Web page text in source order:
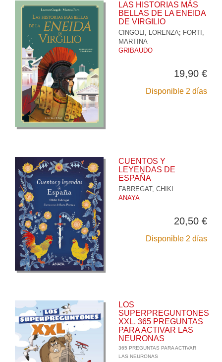
LAS HISTORIAS MÁS
BELLAS DE LA ENEIDA
DE VIRGILIO
CINGOLI, LORENZA; FORTI,
MARTINA
GRIBAUDO
19,90 €
Disponible 2 días
CUENTOS Y
LEYENDAS DE
ESPAÑA
FABREGAT, CHIKI
ANAYA
20,50 €
Disponible 2 días
LOS
SUPERPREGUNTONES
XXL. 365 PREGUNTAS
PARA ACTIVAR LAS
NEURONAS
365 PREGUNTAS PARA ACTIVAR
LAS NEURONAS